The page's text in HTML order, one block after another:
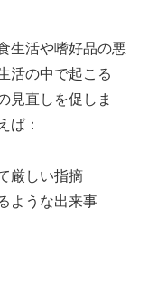
生活や嗜好品の悪
活の中で起こる
見直しを促しま
ば：
厳しい指摘
ような出来事